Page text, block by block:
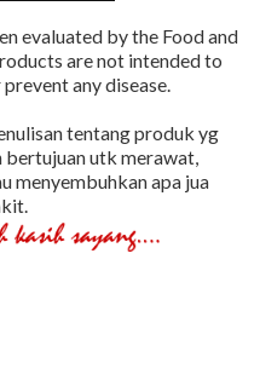
evaluated by the Food and
are not intended to
any disease.
tentang produk yg
utk merawat,
menyembuhkan apa jua